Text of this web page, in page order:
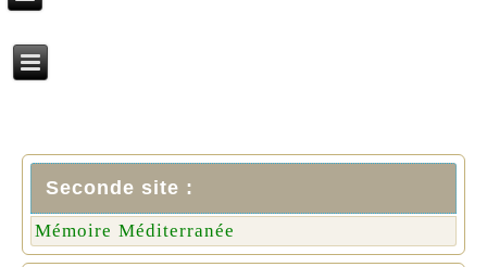
Seconde site :
Mémoire Méditerranée